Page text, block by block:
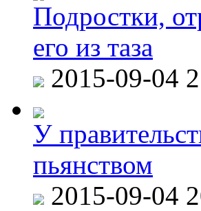
Подростки,
его из таза
2015-09-04
У
пьянством
2015-09-04